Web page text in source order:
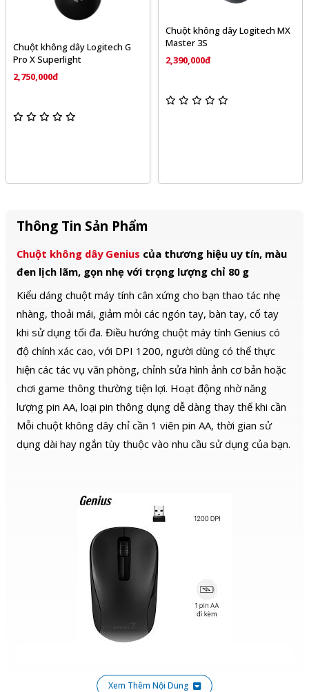
Chuột không dây Logitech G
Pro X Superlight
2,750,000đ
Chuột không dây Logitech MX
Master 3S
2,390,000đ
Thông Tin Sản Phẩm
Chuột không dây Genius của thương hiệu uy tín, màu
đen lịch lãm, gọn nhẹ với trọng lượng chỉ 80 g
Kiểu dáng chuột máy tính cân xứng cho bạn thao tác nhẹ
nhàng, thoải mái, giảm mỏi các ngón tay, bàn tay, cổ tay
khi sử dụng tối đa. Điều hướng chuột máy tính Genius có
độ chính xác cao, với DPI 1200, người dùng có thể thực
hiện các tác vụ văn phòng, chỉnh sửa hình ảnh cơ bản hoặc
chơi game thông thường tiện lợi. Hoạt động nhờ năng
lượng pin AA, loại pin thông dụng dễ dàng thay thế khi cần
Mỗi chuột không dây chỉ cần 1 viên pin AA, thời gian sử
dụng dài hay ngắn tùy thuộc vào nhu cầu sử dụng của bạn.
Xem Thêm Nội Dung